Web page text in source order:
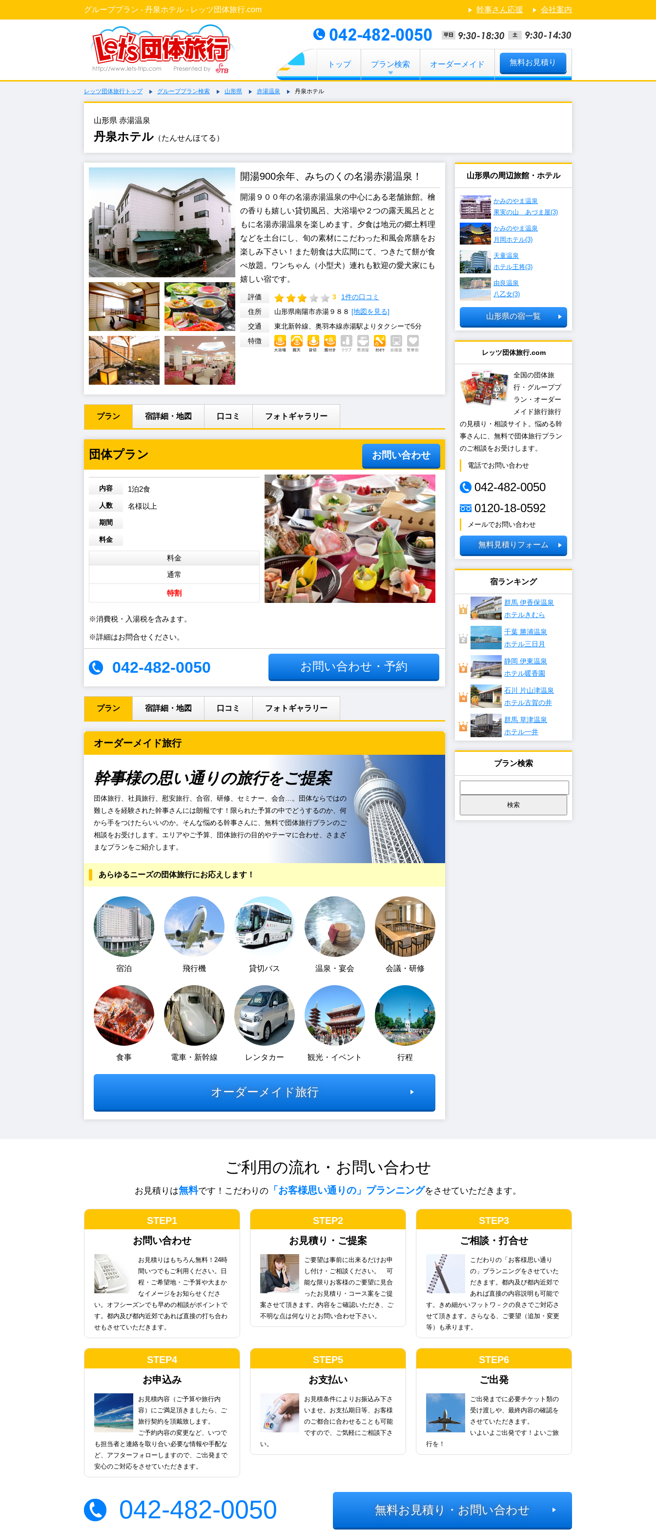
グループプラン - 丹泉ホテル - レッツ団体旅行.com 幹事さん応援 会社案内
トップ プラン検索 オーダーメイド 無料お見積り
レッツ団体旅行トップ グループプラン検索 山形県 赤湯温泉 丹泉ホテル
山形県 赤湯温泉
丹泉ホテル （たんせんほてる）
開湯900余年、みちのくの名湯赤湯温泉！
開湯９００年の名湯赤湯温泉の中心にある老舗旅館。檜
の香りも嬉しい貸切風呂、大浴場や２つの露天風呂とと
もに名湯赤湯温泉を楽しめます。夕食は地元の郷土料理
などを土台にし、旬の素材にこだわった和風会席膳をお
楽しみ下さい！また朝食は大広間にて、つきたて餅が食
べ放題。ワンちゃん（小型犬）連れも歓迎の愛犬家にも
嬉しい宿です。
評価 3
1件の口コミ
住所
山形県南陽市赤湯９８８ [地図を見る]
交通
東北新幹線、奥羽本線赤湯駅よりタクシーで5分
特徴
プラン 宿詳細・地図 口コミ フォトギャラリー
団体プラン お問い合わせ
内容 1泊2食
人数 名様以上
期間
料金
料金
通常
特割
※消費税・入湯税を含みます。
※詳細はお問合せください。
042-482-0050 お問い合わせ・予約
プラン 宿詳細・地図 口コミ フォトギャラリー
オーダーメイド旅行
幹事様の思い通りの旅行をご提案
団体旅行、社員旅行、慰安旅行、合宿、研修、セミナー、会合…。団体ならではの
難しさを経験された幹事さんには朗報です！限られた予算の中でどうするのか、何
から手をつけたらいいのか。そんな悩める幹事さんに、無料で団体旅行プランのご
相談をお受けします。エリアやご予算、団体旅行の目的やテーマに合わせ、さまざ
まなプランをご紹介します。
あらゆるニーズの団体旅行にお応えします！
宿泊 飛行機 貸切バス 温泉・宴会 会議・研修
食事 電車・新幹線 レンタカー 観光・イベント 行程
オーダーメイド旅行
山形県の周辺旅館・ホテル
かみのやま温泉
果実の山 あづま屋(3)
かみのやま温泉
月岡ホテル(3)
天童温泉
ホテル王将(3)
由良温泉
八乙女(3)
山形県の宿一覧
レッツ団体旅行.com
全国の団体旅
行・グループプ
ラン・オーダー
メイド旅行旅行
の見積り・相談サイト。悩める幹
事さんに、無料で団体旅行プラン
のご相談をお受けします。
電話でお問い合わせ
042-482-0050
0120-18-0592
メールでお問い合わせ
無料見積りフォーム
宿ランキング
群馬 伊香保温泉
ホテルきむら
千葉 勝浦温泉
ホテル三日月
静岡 伊東温泉
ホテル暖香園
石川 片山津温泉
ホテル古賀の井
群馬 草津温泉
ホテル一井
プラン検索
ご利用の流れ・お問い合わせ
お見積りは無料です！こだわりの 「お客様思い通りの」プランニングをさせていただきます。
STEP1
お問い合わせ
お見積りはもちろん無料！24時
間いつでもご利用ください。日
程・ご希望地・ご予算や大まか
なイメージをお知らせくださ
い。オフシーズンでも早めの相談がポイントで
す。都内及び都内近郊であれば直接の打ち合わ
せもさせていただきます。
STEP2
お見積り・ご提案
ご要望は事前に出来るだけお申
し付け・ご相談ください。 可
能な限りお客様のご要望に見合
ったお見積り・コース案をご提
案させて頂きます。内容をご確認いただき、ご
不明な点は何なりとお問い合わせ下さい。
STEP3
ご相談・打合せ
こだわりの 「お客様思い通り
の」プランニングをさせていた
だきます。都内及び都内近郊で
あれば直接の内容説明も可能で
す。きめ細かいフットワ－クの良さでご対応さ
せて頂きます。さらなる、ご要望（追加・変更
等）も承ります。
STEP4
お申込み
お見積内容（ご予算や旅行内
容）にご満足頂きましたら、ご
旅行契約を頂戴致します。
ご予約内容の変更など、いつで
も担当者と連絡を取り合い必要な情報や手配な
ど、アフターフォローしますので、ご出発まで
安心のご対応をさせていただきます。
STEP5
お支払い
お見積条件によりお振込み下さ
いませ。お支払期日等、お客様
のご都合に合わせることも可能
ですので、ご気軽にご相談下さ
い。
STEP6
ご出発
ご出発までに必要チケット類の
受け渡しや、最終内容の確認を
させていただきます。
いよいよご出発です！よいご旅
行を！
042-482-0050 無料お見積り・お問い合わせ